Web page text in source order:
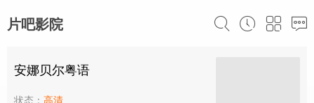
片吧影院
安娜贝尔粤语
状态： 高清